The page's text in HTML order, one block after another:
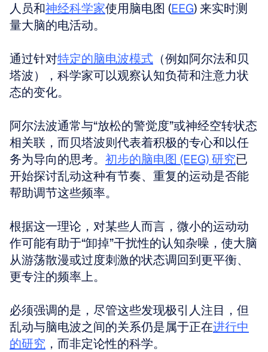
人员和神经科学家使用脑电图 (EEG) 来实时测
量大脑的电活动。
通过针对特定的脑电波模式 （例如阿尔法和贝
塔波），科学家可以观察认知负荷和注意力状
态的变化。
阿尔法波通常与“放松的警觉度”或神经空转状态
相关联，而贝塔波则代表着积极的专心和以任
务为导向的思考。 初步的脑电图 (EEG) 研究已
开始探讨乱动这种有节奏、重复的运动是否能
帮助调节这些频率。
根据这一理论，对某些人而言，微小的运动动
作可能有助于“卸掉”干扰性的认知杂噪，使大脑
从游荡散漫或过度刺激的状态调回到更平衡、
更专注的频率上。
必须强调的是，尽管这些发现极引人注目，但
乱动与脑电波之间的关系仍是属于正在进行中
的研究 ，而非定论性的科学。